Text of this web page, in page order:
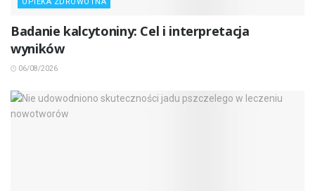
Badanie kalcytoniny: Cel i interpretacja
wyników
06/08/2026